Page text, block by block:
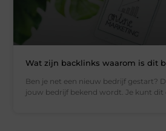
Wat zijn backlinks waarom is dit
Ben je net een nieuw bedrijf gestart?
jouw bedrijf bekend wordt. Je kunt dit